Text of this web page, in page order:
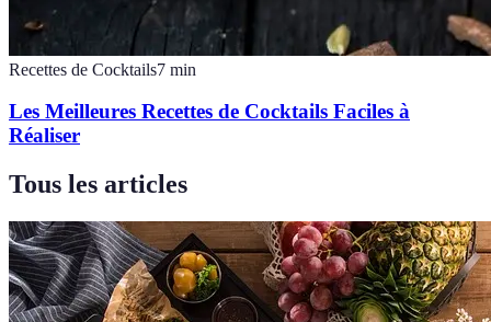
Recettes de Cocktails7 min
Les Meilleures Recettes de Cocktails Faciles à
Réaliser
Tous les articles